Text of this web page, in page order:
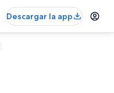
Descargar la app